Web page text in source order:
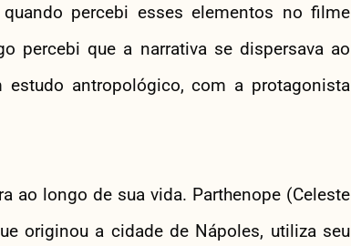
percebi esses elementos no filme
percebi que a narrativa se dispersava ao
antropológico, com a protagonista
ao longo de sua vida. Parthenope (Celeste
originou a cidade de Nápoles, utiliza seu